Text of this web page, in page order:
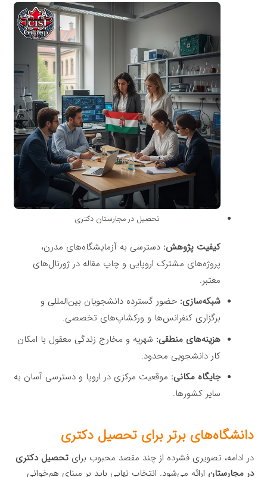
تحصیل در مجارستان دکتری
کیفیت پژوهش: دسترسی به آزمایشگاه‌های مدرن،
پروژه‌های مشترک اروپایی و چاپ مقاله در ژورنال‌های
معتبر.
شبکه‌سازی: حضور گسترده دانشجویان بین‌المللی و
برگزاری کنفرانس‌ها و ورکشاپ‌های تخصصی.
هزینه‌های منطقی: شهریه و مخارج زندگی معقول با امکان
کار دانشجویی محدود.
جایگاه مکانی: موقعیت مرکزی در اروپا و دسترسی آسان به
سایر کشورها.
دانشگاه‌های برتر برای تحصیل دکتری
در ادامه، تصویری فشرده از چند مقصد محبوب برایتحصیل دکتری
در مجارستان ارائه می‌شود. انتخاب نهایی باید بر مبنای هم‌خوانی